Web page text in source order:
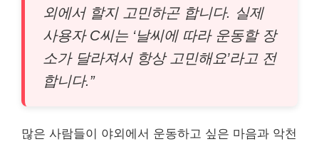
외에서 할지 고민하곤 합니다. 실제
사용자 C씨는 ‘날씨에 따라 운동할 장
소가 달라져서 항상 고민해요’라고 전
합니다.”
많은 사람들이 야외에서 운동하고 싶은 마음과 악천